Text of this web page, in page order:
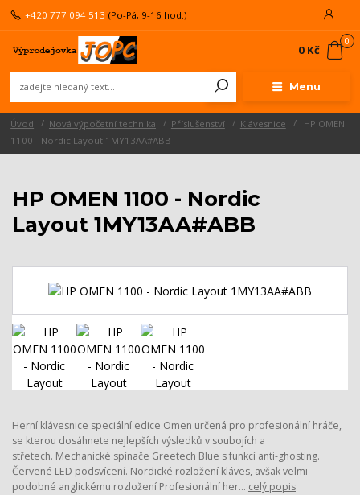
Menu
+420 777 094 513 (Po-Pá, 9-16 hod.)
0
0 Kč
Úvod Nová výpočetní technika Příslušenství Klávesnice
HP OMEN
1100 - Nordic Layout 1MY13AA#ABB
HP OMEN 1100 - Nordic
Layout 1MY13AA#ABB
Herní klávesnice speciální edice Omen určená pro profesionální hráče,
se kterou dosáhnete nejlepších výsledků v soubojích a
střetech. Mechanické spínače Greetech Blue s funkcí anti-ghosting.
Červené LED podsvícení. Nordické rozložení kláves, avšak velmi
podobné anglickému rozložení Profesionální her... celý popis